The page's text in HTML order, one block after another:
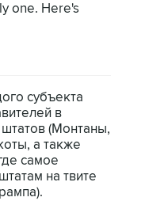
one. Here's
субъекта
в
(Монтаны,
а также
самое
на твите